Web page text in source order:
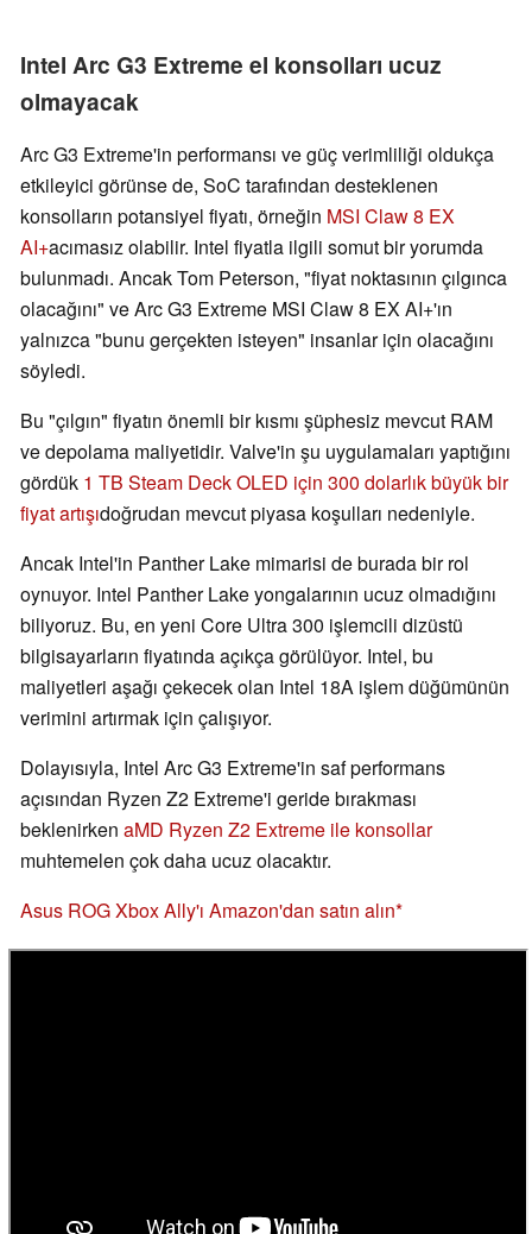
Intel Arc G3 Extreme el konsolları ucuz
olmayacak
Arc G3 Extreme'in performansı ve güç verimliliği oldukça
etkileyici görünse de, SoC tarafından desteklenen
konsolların potansiyel fiyatı, örneğin MSI Claw 8 EX
AI+acımasız olabilir. Intel fiyatla ilgili somut bir yorumda
bulunmadı. Ancak Tom Peterson, "fiyat noktasının çılgınca
olacağını" ve Arc G3 Extreme MSI Claw 8 EX AI+'ın
yalnızca "bunu gerçekten isteyen" insanlar için olacağını
söyledi.
Bu "çılgın" fiyatın önemli bir kısmı şüphesiz mevcut RAM
ve depolama maliyetidir. Valve'in şu uygulamaları yaptığını
gördük 1 TB Steam Deck OLED için 300 dolarlık büyük bir
fiyat artışıdoğrudan mevcut piyasa koşulları nedeniyle.
Ancak Intel'in Panther Lake mimarisi de burada bir rol
oynuyor. Intel Panther Lake yongalarının ucuz olmadığını
biliyoruz. Bu, en yeni Core Ultra 300 işlemcili dizüstü
bilgisayarların fiyatında açıkça görülüyor. Intel, bu
maliyetleri aşağı çekecek olan Intel 18A işlem düğümünün
verimini artırmak için çalışıyor.
Dolayısıyla, Intel Arc G3 Extreme'in saf performans
açısından Ryzen Z2 Extreme'i geride bırakması
beklenirken aMD Ryzen Z2 Extreme ile konsollar
muhtemelen çok daha ucuz olacaktır.
Asus ROG Xbox Ally'ı Amazon'dan satın alın